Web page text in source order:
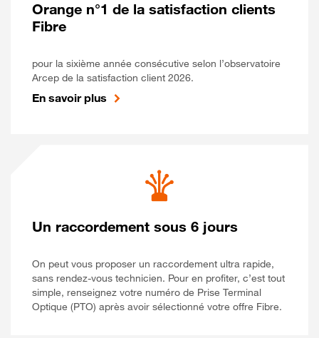
Orange n°1 de la satisfaction clients
Fibre
pour la sixième année consécutive selon l’observatoire
Arcep de la satisfaction client 2026.
En savoir plus
Un raccordement sous 6 jours
On peut vous proposer un raccordement ultra rapide,
sans rendez-vous technicien. Pour en profiter, c’est tout
simple, renseignez votre numéro de Prise Terminal
Optique (PTO) après avoir sélectionné votre offre Fibre.